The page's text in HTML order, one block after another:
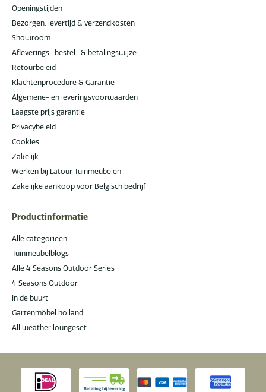
Openingstijden
Bezorgen, levertijd & verzendkosten
Showroom
Afleverings- bestel- & betalingswijze
Retourbeleid
Klachtenprocedure & Garantie
Algemene- en leveringsvoorwaarden
Laagste prijs garantie
Privacybeleid
Cookies
Zakelijk
Werken bij Latour Tuinmeubelen
Zakelijke aankoop voor Belgisch bedrijf
Productinformatie
Alle categorieën
Tuinmeubelblogs
Alle 4 Seasons Outdoor Series
4 Seasons Outdoor
In de buurt
Gartenmöbel holland
All weather loungeset